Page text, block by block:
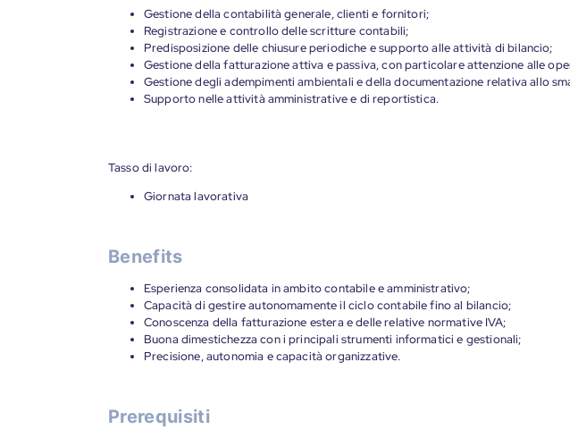
Gestione della contabilità generale, clienti e fornitori;
Registrazione e controllo delle scritture contabili;
Predisposizione delle chiusure periodiche e supporto alle attività di bilancio;
Gestione della fatturazione attiva e passiva, con particolare attenzione alle
Gestione degli adempimenti ambientali e della documentazione relativa allo
Supporto nelle attività amministrative e di reportistica.
Tasso di lavoro:
Giornata lavorativa
Benefits
Esperienza consolidata in ambito contabile e amministrativo;
Capacità di gestire autonomamente il ciclo contabile fino al bilancio;
Conoscenza della fatturazione estera e delle relative normative IVA;
Buona dimestichezza con i principali strumenti informatici e gestionali;
Precisione, autonomia e capacità organizzative.
Prerequisiti